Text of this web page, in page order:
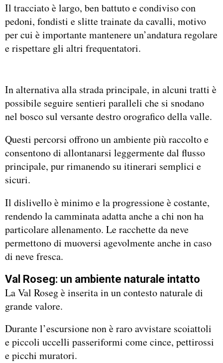
Il tracciato è largo, ben battuto e condiviso con
pedoni, fondisti e slitte trainate da cavalli, motivo
per cui è importante mantenere un’andatura regolare
e rispettare gli altri frequentatori.
In alternativa alla strada principale, in alcuni tratti è
possibile seguire sentieri paralleli che si snodano
nel bosco sul versante destro orografico della valle.
Questi percorsi offrono un ambiente più raccolto e
consentono di allontanarsi leggermente dal flusso
principale, pur rimanendo su itinerari semplici e
sicuri.
Il dislivello è minimo e la progressione è costante,
rendendo la camminata adatta anche a chi non ha
particolare allenamento. Le racchette da neve
permettono di muoversi agevolmente anche in caso
di neve fresca.
Val Roseg: un ambiente naturale intatto
La Val Roseg è inserita in un contesto naturale di
grande valore.
Durante l’escursione non è raro avvistare scoiattoli
e piccoli uccelli passeriformi come cince, pettirossi
e picchi muratori.